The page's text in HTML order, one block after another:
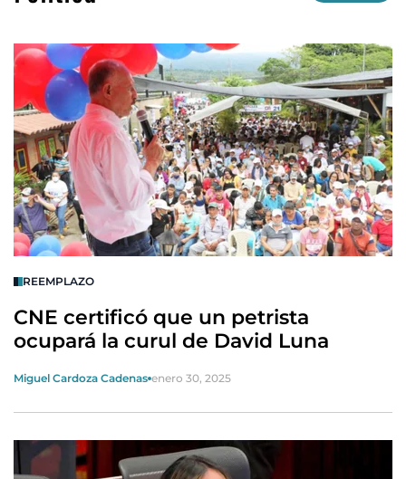
REEMPLAZO
CNE certificó que un petrista
ocupará la curul de David Luna
Miguel Cardoza Cadenas enero 30, 2025